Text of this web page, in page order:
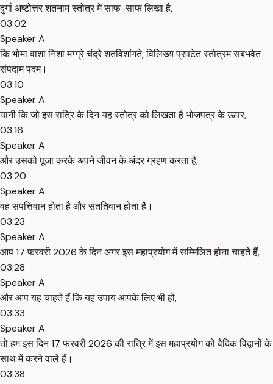
दुर्गा अष्टोत्तर शतनाम स्तोत्र में साफ-साफ लिखा है,
03:02
Speaker A
कि भोमा वाशा निशा मग्ग्रे चंद्रे शतविशांगते, विलिख्य प्रपटेत स्तोत्रम सबभवेत
संपदाम पदम।
03:10
Speaker A
यानी कि जो इस रात्रि के दिन यह स्तोत्र को लिखता है भोजपत्र के ऊपर,
03:16
Speaker A
और उसको पूजा करके अपने जीवन के अंदर ग्रहण करता है,
03:20
Speaker A
वह संपत्तिवान होता है और संततिवान होता है।
03:23
Speaker A
आप 17 फरवरी 2026 के दिन अगर इस महाप्रयोग में सम्मिलित होना चाहते हैं,
03:28
Speaker A
और आप यह चाहते हैं कि यह उपाय आपके लिए भी हो,
03:33
Speaker A
तो हम इस दिन 17 फरवरी 2026 की रात्रि में इस महाप्रयोग को वैदिक विद्वानों के
साथ में करने वाले हैं।
03:38